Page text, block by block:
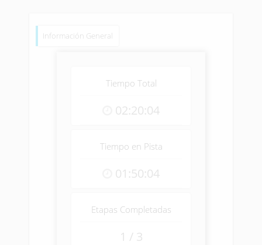
Información General
Tiempo Total
02:20:04
Tiempo en Pista
01:50:04
Etapas Completadas
1 / 3